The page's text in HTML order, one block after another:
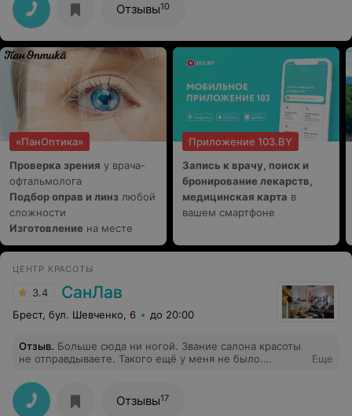
красивая и цвет просто изумительный..)За бровками
только к Вам!)
Отзывы10
«ПанОптика»
Проверка зрения у врача-
офтальмолога
Подбор оправ и линз любой
сложности
Изготовление на месте
Приложение 103.BY
Запись к врачу, поиск и
бронирование лекарств,
медицинская карта в
вашем смартфоне
ЦЕНТР КРАСОТЫ
3.4 СанЛав
Брест, бул. Шевченко, 6 до 20:00
Отзыв. Больше сюда ни ногой. Звание салона красоты
не отправдываете. Такого ещё у меня не было.
девушка тем, что у меня волосы длинные. Стригла на
абсолютно сухие волосы. Было три пшика. Да, так
мало, что я смогла запомнить. Но апогеем стало то,
Еще
Отзывы17